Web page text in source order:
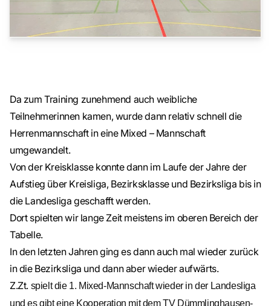
Da zum Training zunehmend auch weibliche
Teilnehmerinnen kamen, wurde dann relativ schnell die
Herrenmannschaft in eine Mixed – Mannschaft
umgewandelt.
Von der Kreisklasse konnte dann im Laufe der Jahre der
Aufstieg über Kreisliga, Bezirksklasse und Bezirksliga bis in
die Landesliga geschafft werden.
Dort spielten wir lange Zeit meistens im oberen Bereich der
Tabelle.
In den letzten Jahren ging es dann auch mal wieder zurück
in die Bezirksliga und dann aber wieder aufwärts.
Z.Zt. spielt die 1. Mixed-Mannschaft wieder in der Landesliga
und es gibt eine Kooperation mit dem TV Dümmlinghausen-